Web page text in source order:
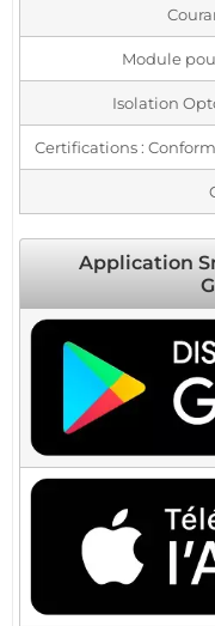
Module
Isolation
Certifications :
Application